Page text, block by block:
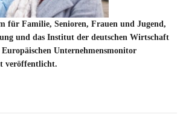
für Familie, Senioren, Frauen und Jugend,
und das Institut der deutschen Wirtschaft
Unternehmensmonitor
veröffentlicht.